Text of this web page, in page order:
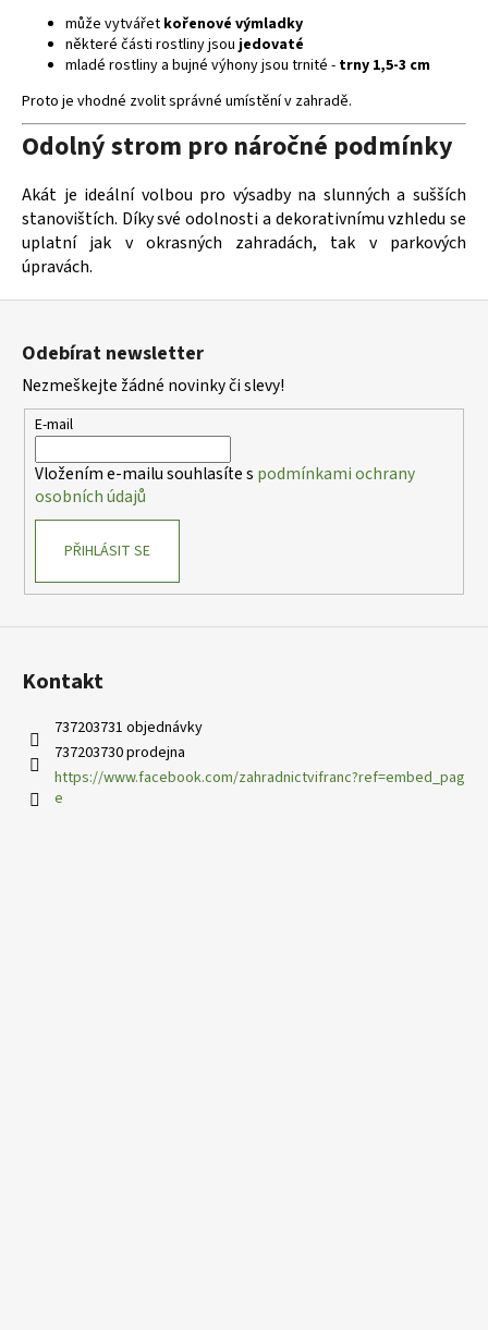
může vytvářet kořenové výmladky
některé části rostliny jsoujedovaté
mladé rostliny a bujné výhony jsou trnité - trny 1,5-3 cm
Proto je vhodné zvolit správné umístění v zahradě.
Odolný strom pro náročné podmínky
Akát je ideální volbou pro výsadby na slunných a sušších
stanovištích. Díky své odolnosti a dekorativnímu vzhledu se
uplatní jak v okrasných zahradách, tak v parkových
úpravách.
Z
Odebírat newsletter
Nezmeškejte žádné novinky či slevy!
E-mail
Vložením e-mailu souhlasíte s podmínkami ochrany
osobních údajů
PŘIHLÁSIT SE
Kontakt
737203731 objednávky
737203730 prodejna
https://www.facebook.com/zahradnictvifranc?ref=embed_pag
e